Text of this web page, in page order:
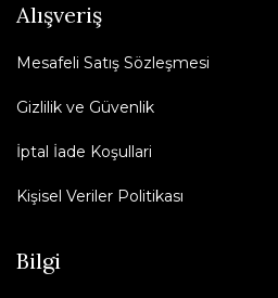
Alışveriş
Mesafeli Satış Sözleşmesi
Gizlilik ve Güvenlik
İptal İade Koşullari
Kişisel Veriler Politikası
Bilgi